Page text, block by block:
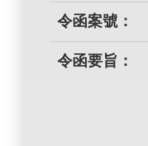
令函案號：
令函要旨：